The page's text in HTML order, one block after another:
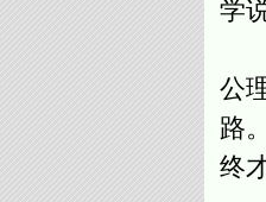
学
公
路
终